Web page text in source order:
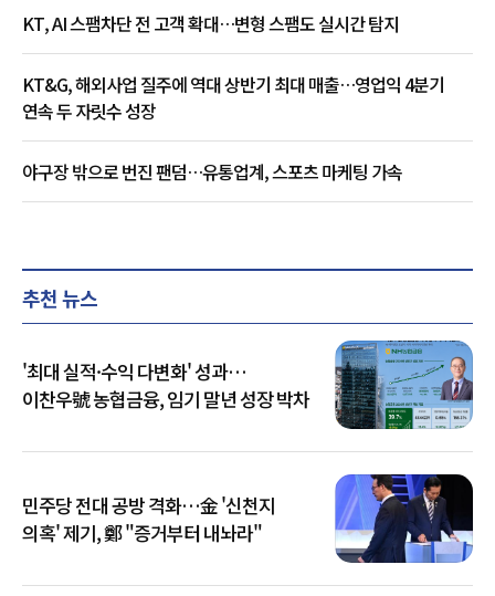
KT, AI 스팸차단 전 고객 확대…변형 스팸도 실시간 탐지
KT&G, 해외사업 질주에 역대 상반기 최대 매출…영업익 4분기
연속 두 자릿수 성장
야구장 밖으로 번진 팬덤…유통업계, 스포츠 마케팅 가속
추천 뉴스
'최대 실적·수익 다변화' 성과…
이찬우號 농협금융, 임기 말년 성장 박차
민주당 전대 공방 격화…金 '신천지
의혹' 제기, 鄭 "증거부터 내놔라"